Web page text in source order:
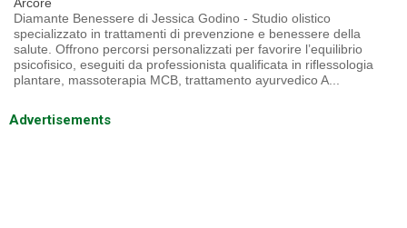
Diamante Benessere di Jessica Godino - Studio olistico
specializzato in trattamenti di prevenzione e benessere della
salute. Offrono percorsi personalizzati per favorire l’equilibrio
psicofisico, eseguiti da professionista qualificata in riflessologia
plantare, massoterapia MCB, trattamento ayurvedico A...
Advertisements